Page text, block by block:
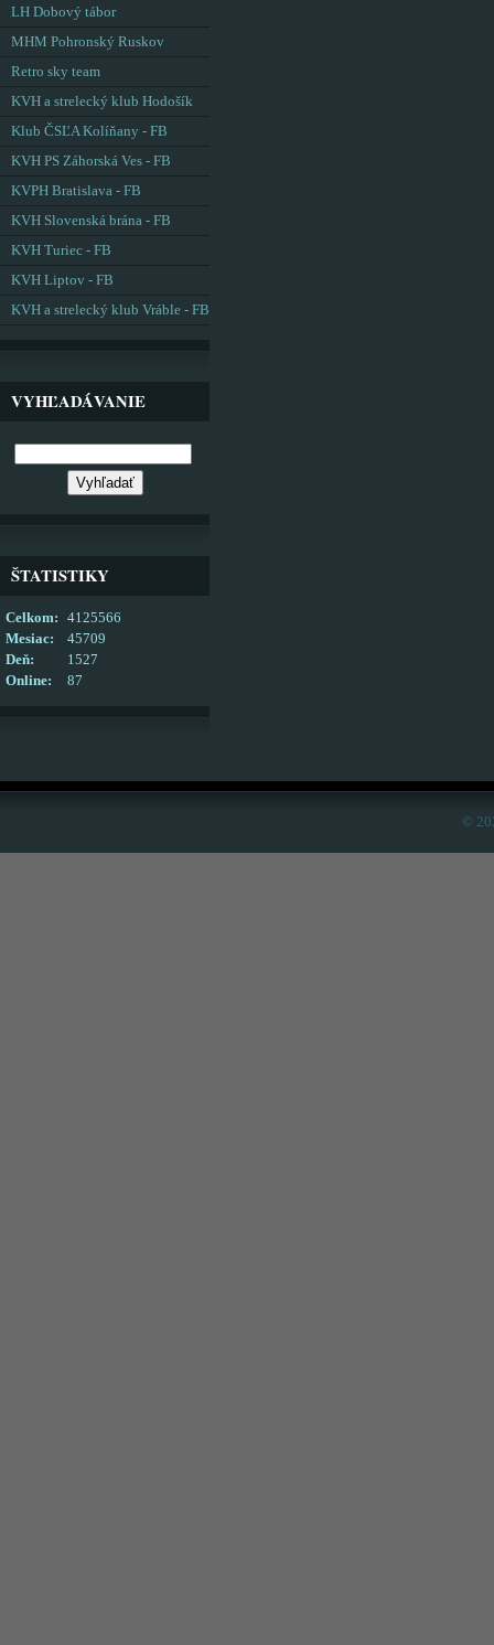
LH Dobový tábor
MHM Pohronský Ruskov
Retro sky team
KVH a strelecký klub Hodošík
Klub ČSĽA Kolíňany - FB
KVH PS Záhorská Ves - FB
KVPH Bratislava - FB
KVH Slovenská brána - FB
KVH Turiec - FB
KVH Liptov - FB
KVH a strelecký klub Vráble - FB
VYHĽADÁVANIE
ŠTATISTIKY
Online: 87
Celkom:
4125566
Mesiac:
45709
Deň:
1527
©